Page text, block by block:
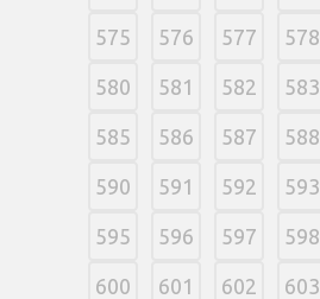
575 576 577 578
580 581 582 583
585 586 587 588
590 591 592 593
595 596 597 598
600 601 602 603